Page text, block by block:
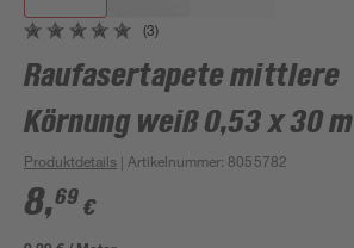
(3)
Raufasertapete mittlere
Körnung weiß 0,53 x 30 m
Produktdetails | Artikelnummer: 8055782
8,69 €